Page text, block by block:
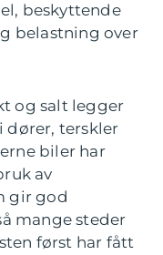
beskyttende
belastning over
og salt legger
dører, terskler
biler har
av
gir god
mange steder
først har fått